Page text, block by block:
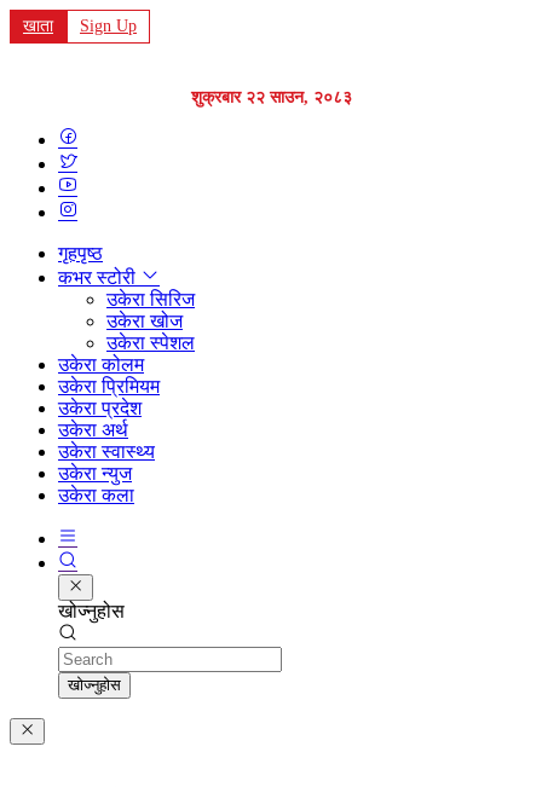
खाता Sign Up
शुक्रबार २२ साउन, २०८३
गृहपृष्ठ
कभर स्टोरी
उकेरा सिरिज
उकेरा खोज
उकेरा स्पेशल
उकेरा कोलम
उकेरा प्रिमियम
उकेरा प्रदेश
उकेरा अर्थ
उकेरा स्वास्थ्य
उकेरा न्युज
उकेरा कला
खोज्नुहोस
Search
खोज्नुहोस